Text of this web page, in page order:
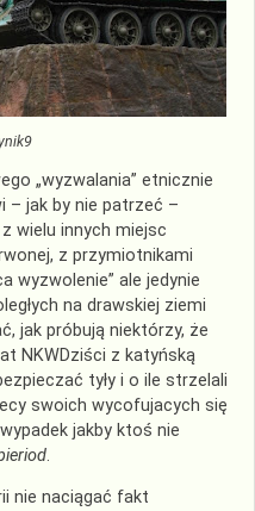
„wyzwalania” etnicznie
– jak by nie patrzeć –
wielu innych miejsc
z przymiotnikami
wyzwolenie” ale jedynie
na drawskiej ziemi
jak próbują niektórzy, że
NKWDziści z katyńską
tyły i o ile strzelali
swoich wycofujacych się
jakby ktoś nie
.
nie naciągać fakt